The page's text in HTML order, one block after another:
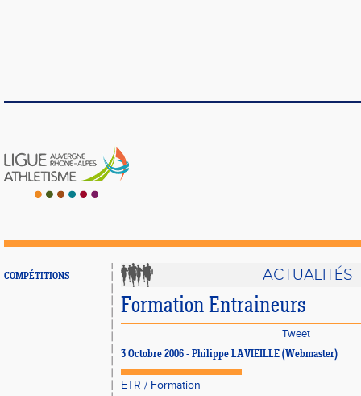
COMPÉTITIONS ACTUALITÉS
Formation Entraineurs
Tweet
3 Octobre 2006 - Philippe LAVIEILLE (Webmaster)
ETR / Formation